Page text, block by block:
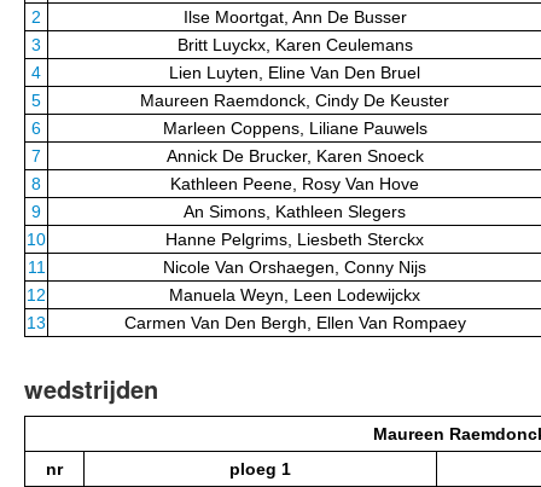
2
Ilse Moortgat, Ann De Busser
3
Britt Luyckx, Karen Ceulemans
4
Lien Luyten, Eline Van Den Bruel
5
Maureen Raemdonck, Cindy De Keuster
6
Marleen Coppens, Liliane Pauwels
7
Annick De Brucker, Karen Snoeck
8
Kathleen Peene, Rosy Van Hove
9
An Simons, Kathleen Slegers
10
Hanne Pelgrims, Liesbeth Sterckx
11
Nicole Van Orshaegen, Conny Nijs
12
Manuela Weyn, Leen Lodewijckx
13
Carmen Van Den Bergh, Ellen Van Rompaey
wedstrijden
Maureen
nr
ploeg 1